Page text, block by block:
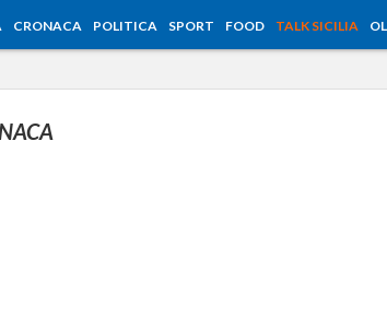
CRONACA POLITICA SPORT FOOD TALK SICILIA